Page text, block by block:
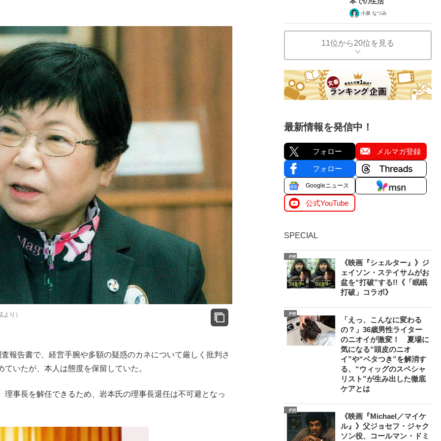
り）
告書で、経営手腕や多額の疑惑のカネについて厳しく批判さ
いたが、本人は態度を保留していた。
事長を解任できるため、岩本氏の理事長退任は不可避となっ
小泉 なつみ
11位から20位を見る
最新情報を発信中！
フォロー メルマガ登録
フォロー
Googleニュース
公式YouTube
SPECIAL
PR
《映画『シェルター』》ジ
ェイソン・ステイサムがお
盆を“打破”する!!《「眠眠
打破」コラボ》
PR
「えっ、こんなに変わる
の？」36歳男性ライター
のニオイが激変！ 夏場に
気になる“頭皮のニオ
イ”や“ベタつき”を解消す
る、“ウィッグのスペシャ
リスト”が生み出した徹底
ケアとは
PR
《映画『Michael／マイケ
ル』》父ジョセフ・ジャク
ソン役、コールマン・ドミ